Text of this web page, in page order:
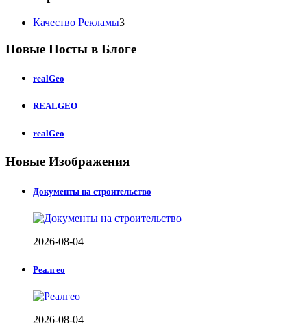
Качество Рекламы3
Новые Посты в Блоге
realGeo
REALGEO
realGeo
Новые Изображения
Документы на строительство
2026-08-04
Реалгео
2026-08-04